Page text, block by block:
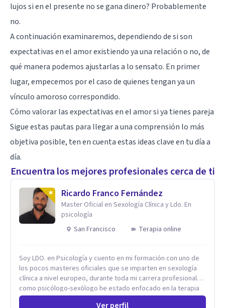
lujos si en el presente no se gana dinero? Probablemente
no.
A continuación examinaremos, dependiendo de si son
expectativas en el amor existiendo ya una relación o no, de
qué manera podemos ajustarlas a lo sensato. En primer
lugar, empecemos por el caso de quienes tengan ya un
vínculo amoroso correspondido.
Cómo valorar las expectativas en el amor si ya tienes pareja
Sigue estas pautas para llegar a una comprensión lo más
objetiva posible, ten en cuenta estas ideas clave en tu día a
día.
Encuentra los mejores profesionales cerca de ti
Ricardo Franco Fernández
Master Oficial en Sexología Clínica y Ldo. En
psicología
San Francisco
Terapia online
Soy LDO. en Psicología y cuento en mi formación con uno de
los pocos masteres oficiales que se imparten en sexología
clínica a nivel europeo, durante toda mi carrera profesional
como psicólogo-sexólogo he estado enfocado en la terapia
sexual desde una perspectiva multidisciplinar BIO-PSICO-
Ver perfil